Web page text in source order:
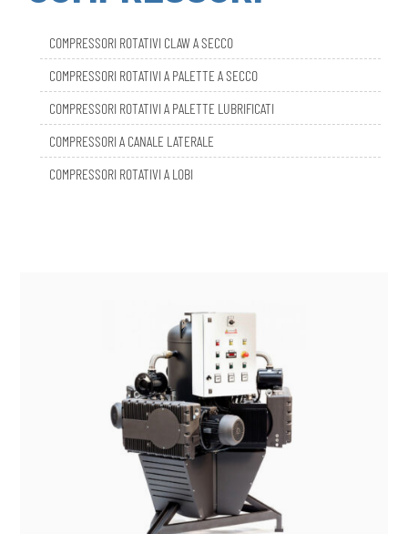
COMPRESSORI ROTATIVI A PALETTE A SECCO
COMPRESSORI ROTATIVI A PALETTE LUBRIFICATI
COMPRESSORI A CANALE LATERALE
COMPRESSORI ROTATIVI A LOBI